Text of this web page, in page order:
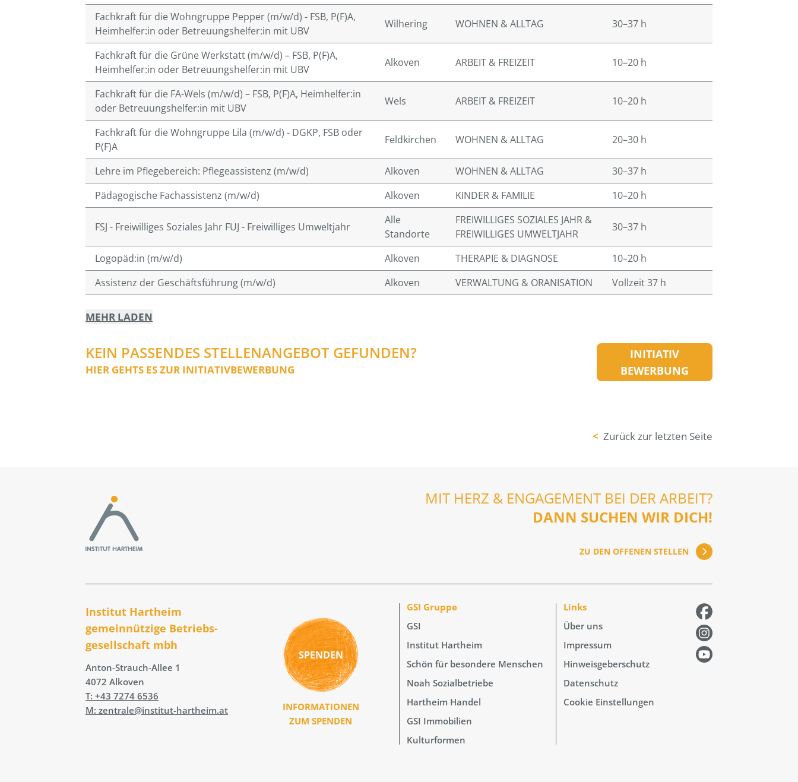
Fachkraft für die Wohngruppe Pepper (m/w/d) - FSB, P(F)A,
Heimhelfer:in oder Betreuungshelfer:in mit UBV
Wilhering WOHNEN & ALLTAG 30–37 h
Fachkraft für die Grüne Werkstatt (m/w/d) – FSB, P(F)A,
Heimhelfer:in oder Betreuungshelfer:in mit UBV
Alkoven ARBEIT & FREIZEIT 10–20 h
Fachkraft für die FA-Wels (m/w/d) – FSB, P(F)A, Heimhelfer:in
oder Betreuungshelfer:in mit UBV
Wels ARBEIT & FREIZEIT 10–20 h
Fachkraft für die Wohngruppe Lila (m/w/d) - DGKP, FSB oder
P(F)A
Feldkirchen WOHNEN & ALLTAG 20–30 h
Lehre im Pflegebereich: Pflegeassistenz (m/w/d) Alkoven WOHNEN & ALLTAG
30–37 h
Pädagogische Fachassistenz (m/w/d)
Alkoven KINDER & FAMILIE 10–20 h
FSJ - Freiwilliges Soziales Jahr FUJ - Freiwilliges Umweltjahr
Alle
Standorte
FREIWILLIGES SOZIALES JAHR &
FREIWILLIGES UMWELTJAHR
30–37 h
Logopäd:in (m/w/d) Alkoven THERAPIE & DIAGNOSE
10–20 h
Assistenz der Geschäftsführung (m/w/d)
Alkoven VERWALTUNG & ORANISATION Vollzeit 37 h
MEHR LADEN
KEIN PASSENDES STELLENANGEBOT GEFUNDEN?
HIER GEHTS ES ZUR INITIATIVBEWERBUNG
INITIATIV
BEWERBUNG
< Zurück zur letzten Seite
MIT HERZ & ENGAGEMENT BEI DER ARBEIT?
DANN SUCHEN WIR DICH!
ZU DEN OFFENEN STELLEN
Institut Hartheim
gemeinnützige Betriebs­
gesellschaft mbh
Anton-Strauch-Allee 1
4072 Alkoven
T: +43 7274 6536
M: zentrale@institut-hartheim.at
SPENDEN
INFORMATIONEN
ZUM SPENDEN
GSI Gruppe
GSI
Institut Hartheim
Schön für besondere Menschen
Noah Sozialbetriebe
Hartheim Handel
GSI Immobilien
Kulturformen
Links
Über uns
Impressum
Hinweisgeberschutz
Datenschutz
Cookie Einstellungen